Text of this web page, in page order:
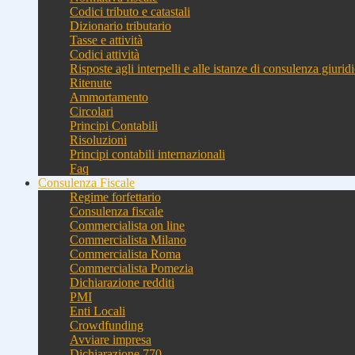
Codici tributo e catastali
Dizionario tributario
Tasse e attività
Codici attività
Risposte agli interpelli e alle istanze di consulenza
Ritenute
Ammortamento
Circolari
Principi Contabili
Risoluzioni
Principi contabili internazionali
Faq
Consulenza Fiscale
Regime forfettario
Consulenza fiscale
Commercialista on line
Commercialista Milano
Commercialista Roma
Commercialista Pomezia
Dichiarazione redditi
PMI
Enti Locali
Crowdfunding
Avviare impresa